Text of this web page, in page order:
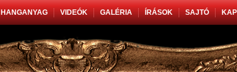
HANGANYAG VIDEÓK GALÉRIA ÍRÁSOK SAJTÓ